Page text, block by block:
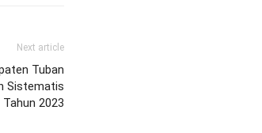
Next article
Tuban
Sistematis
2023